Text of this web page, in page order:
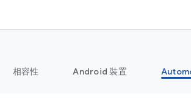
相容性 Android 裝置